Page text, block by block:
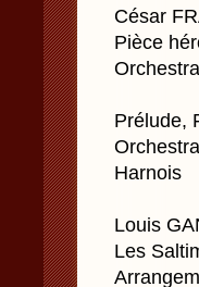
César
Pièce
Prélude,
Harnois
Louis
Les